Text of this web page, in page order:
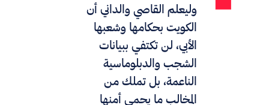
وليعلم القاصي والداني أن
الكويت بحكامها وشعبها
الأبي، لن تكتفي ببيانات
الشجب والدبلوماسية
الناعمة، بل تملك من
المخالب ما يحمي أمنها